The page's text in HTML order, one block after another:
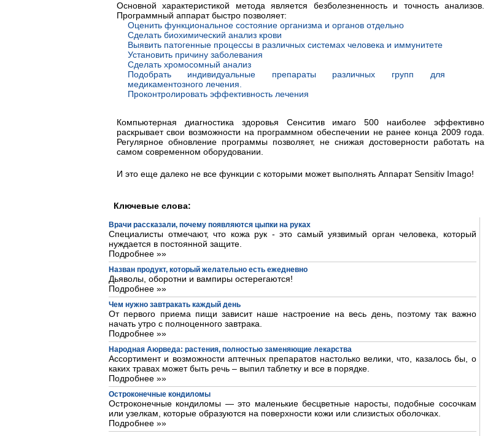
Основной характеристикой метода является безболезненность и точность анализов.
Программный аппарат быстро позволяет:
Оценить функциональное состояние организма и органов отдельно
Сделать биохимический анализ крови
Выявить патогенные процессы в различных системах человека и иммунитете
Установить причину заболевания
Сделать хромосомный анализ
Подобрать индивидуальные препараты различных групп для
медикаментозного лечения.
Проконтролировать эффективность лечения
Компьютерная диагностика здоровья Сенситив имаго 500 наиболее эффективно
раскрывает свои возможности на программном обеспечении не ранее конца 2009 года.
Регулярное обновление программы позволяет, не снижая достоверности работать на
самом современном оборудовании.
И это еще далеко не все функции с которыми может выполнять Аппарат Sensitiv Imago!
Ключевые слова:
Врачи рассказали, почему появляются цыпки на руках
Специалисты отмечают, что кожа рук - это самый уязвимый орган человека, который
нуждается в постоянной защите.
Подробнее »»
Назван продукт, который желательно есть ежедневно
Дьяволы, оборотни и вампиры остерегаются!
Подробнее »»
Чем нужно завтракать каждый день
От первого приема пищи зависит наше настроение на весь день, поэтому так важно
начать утро с полноценного завтрака.
Подробнее »»
Народная Аюрведа: растения, полностью заменяющие лекарства
Ассортимент и возможности аптечных препаратов настолько велики, что, казалось бы, о
каких травах может быть речь – выпил таблетку и все в порядке.
Подробнее »»
Остроконечные кондиломы
Остроконечные кондиломы — это маленькие бесцветные наросты, подобные сосочкам
или узелкам, которые образуются на поверхности кожи или слизистых оболочках.
Подробнее »»